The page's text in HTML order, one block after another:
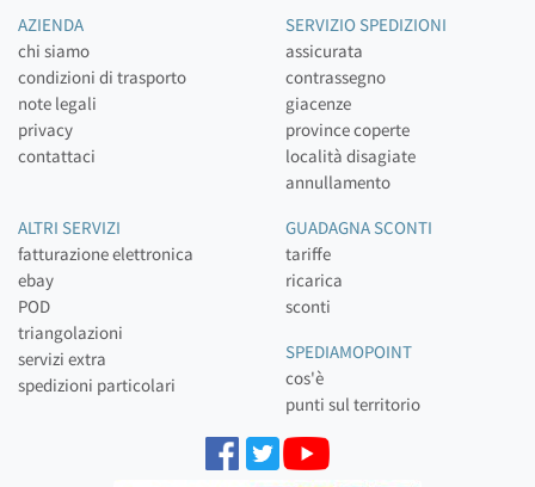
AZIENDA
chi siamo
condizioni di trasporto
note legali
privacy
contattaci
SERVIZIO SPEDIZIONI
assicurata
contrassegno
giacenze
province coperte
località disagiate
annullamento
ALTRI SERVIZI
fatturazione elettronica
ebay
POD
triangolazioni
servizi extra
spedizioni particolari
GUADAGNA SCONTI
tariffe
ricarica
sconti
SPEDIAMOPOINT
cos'è
punti sul territorio